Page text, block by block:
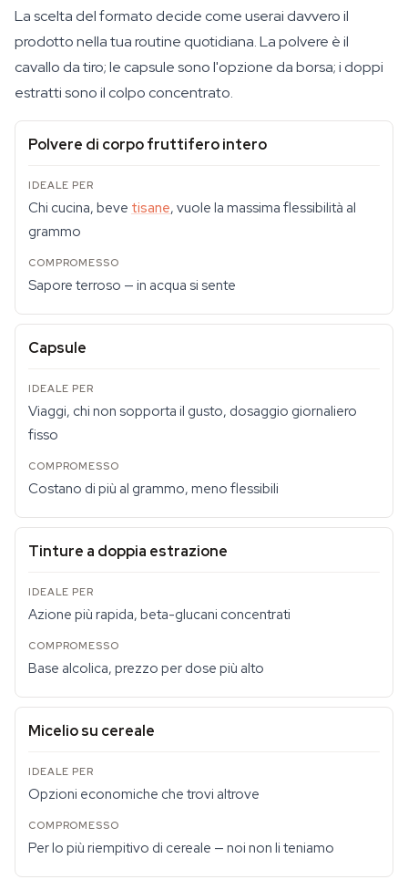
La scelta del formato decide come userai davvero il
prodotto nella tua routine quotidiana. La polvere è il
cavallo da tiro; le capsule sono l'opzione da borsa; i doppi
estratti sono il colpo concentrato.
Polvere di corpo fruttifero intero
Chi cucina, beve tisane, vuole la massima flessibilità al
grammo
Sapore terroso — in acqua si sente
Capsule
Viaggi, chi non sopporta il gusto, dosaggio giornaliero
fisso
Costano di più al grammo, meno flessibili
Tinture a doppia estrazione
Azione più rapida, beta-glucani concentrati
Base alcolica, prezzo per dose più alto
Micelio su cereale
Opzioni economiche che trovi altrove
Per lo più riempitivo di cereale — noi non li teniamo